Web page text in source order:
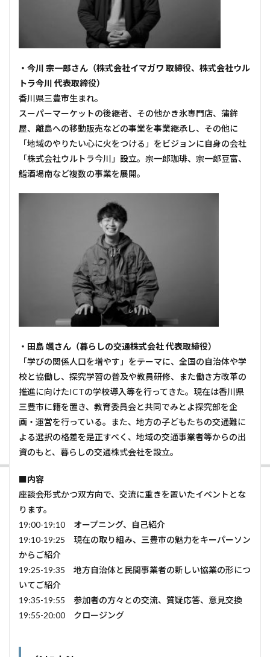
・今川 宗一郎さん（株式会社イマガワ 取締役、株式会社ウル
トラ今川 代表取締役）
香川県三豊市生まれ。
スーパーマーケットの後継者、その他かき氷専門店、蒲鉾
屋、離島への移動販売などの事業を事業継承し、その他に
「地域のやりたい心に火をつける」をビジョンに自身の会社
「株式会社ウルトラ今川」設立。宗一郎珈琲、宗一郎豆富、
鮨酒場南など複数の事業を展開。
・田島 颯さん（暮らしの交通株式会社 代表取締役）
「学びの関係人口を増やす」をテーマに、全国の自治体や学
校と協働し、探究学習の普及や教員研修、また働き方改革の
推進に向けたICTの学校導入等を行ってきた。現在は香川県
三豊市に籍を置き、教育委員会と共同でみとよ探究部を企
画・運営を行っている。また、地方の子どもたちの交通難に
よる選択の格差を是正すべく、地域の交通事業者等からの出
資のもと、暮らしの交通株式会社を設立。
■内容
座談会形式かつ双方向で、交流に重きを置いたイベントとな
ります。
19:00-19:10 オープニング、自己紹介
19:10-19:25 現在の取り組み、三豊市の魅力をキーパーソン
からご紹介
19:25-19:35 地方自治体と民間事業者の新しい協業の形につ
いてご紹介
19:35-19:55 参加者の方々との交流、質疑応答、意見交換
19:55-20:00 クロージング